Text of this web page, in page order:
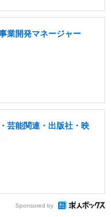
業開発マネージャー
芸能関連・出版社・映
Sponsored by